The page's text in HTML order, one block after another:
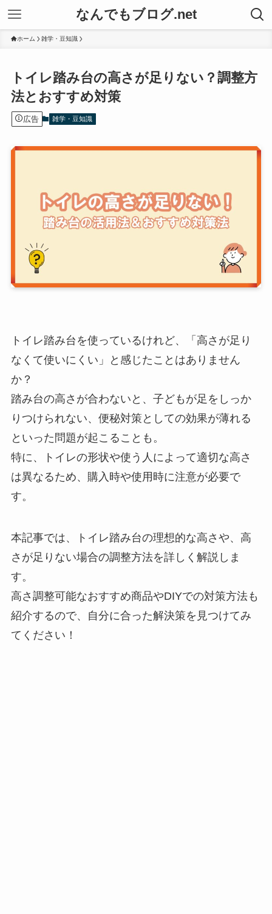
なんでもブログ.net
ホーム 雑学・豆知識
トイレ踏み台の高さが足りない？調整方
法とおすすめ対策
広告 雑学・豆知識
トイレ踏み台を使っているけれど、「高さが足り
なくて使いにくい」と感じたことはありません
か？
踏み台の高さが合わないと、子どもが足をしっか
りつけられない、便秘対策としての効果が薄れる
といった問題が起こることも。
特に、トイレの形状や使う人によって適切な高さ
は異なるため、購入時や使用時に注意が必要で
す。
本記事では、トイレ踏み台の理想的な高さや、高
さが足りない場合の調整方法を詳しく解説しま
す。
高さ調整可能なおすすめ商品やDIYでの対策方法も
紹介するので、自分に合った解決策を見つけてみ
てください！